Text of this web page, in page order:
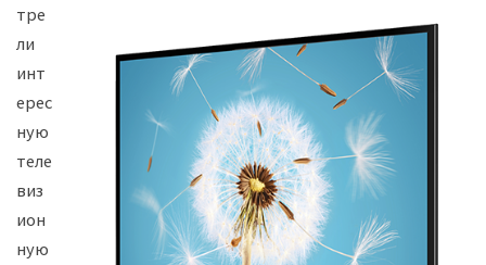
тре
ли
инт
ерес
ную
теле
виз
ион
ную